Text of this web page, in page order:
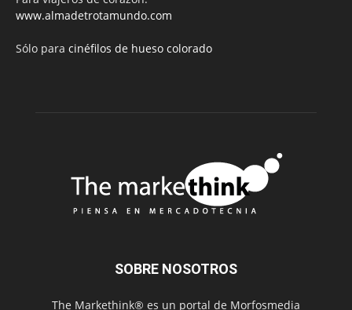
www.almadetrotamundo.com
Sólo para cinéfilos de hueso colorado
SOBRE NOSOTROS
The Markethink® es un portal de Morfosmedia